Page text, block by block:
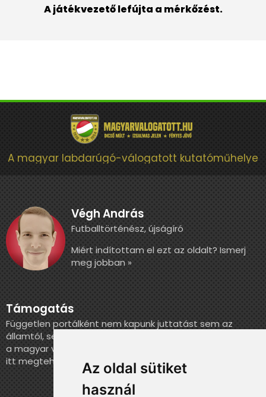
Az oldal sütiket
használ
A játékvezető lefújta a mérkőzést.
A magyar labdarúgó-válogatott kutatóműhelye
Végh András
Futballtörténész, újságíró
Miért indítottam el ezt az oldalt? Ismerj
meg jobban »
Támogatás
Független portálként nem kapunk juttatást sem az
államtól, sem más szervezettől. Ha szeretnél segíteni
a magyar válogatott történelmének feldolgozásában,
itt megteheted.